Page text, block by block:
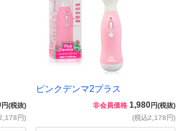
円(税抜)
円)
ピンクデンマ2プラス
非会員価格 1,980円(税抜)
(税込2,178円)